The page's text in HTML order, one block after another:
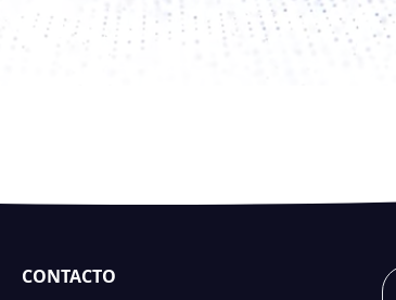
CONTACTO